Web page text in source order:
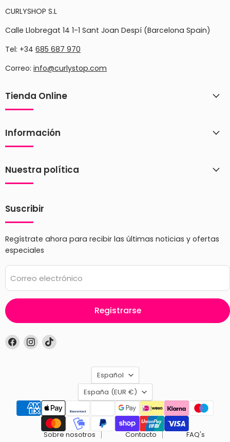
CURLYSHOP S.L
Calle Llobregat 14 1-1 Sant Joan Despí (Barcelona Spain)
Tel: +34 685 687 970
Correo: info@curlystop.com
Tienda Online
Información
Nuestra política
Suscribir
Regístrate ahora para recibir las últimas noticias y ofertas
especiales
Correo electrónico
Registrarse
Encuéntrenos
en
Encuéntrenos
en
Encuéntrenos
Idioma
Español
País
España (EUR €)
Sobre nosotros Contacto FAQ's